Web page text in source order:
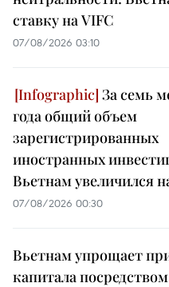
ставку на VIFC
07/08/2026 03:10
За семь
года общий объем
зарегистрированных
иностранных
Вьетнам увеличился
07/08/2026 00:30
Вьетнам упрощает
капитала